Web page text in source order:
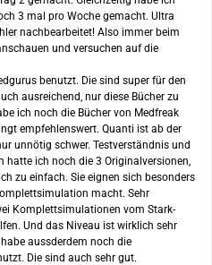
3 mal pro Woche gemacht. Ultra
nachbearbeitet! Also immer beim
und versuchen auf die
benutzt. Die sind super für den
ausreichend, nur diese Bücher zu
ich noch die Bücher von Medfreak
empfehlenswert. Quanti ist ab der
unnötig schwer. Testverständnis und
hatte ich noch die 3 Originalversionen,
zu einfach. Sie eignen sich besonders
macht. Sehr
Komplettsimulationen vom Stark-
Und das Niveau ist wirklich sehr
aussderdem noch die
Die sind auch sehr gut.